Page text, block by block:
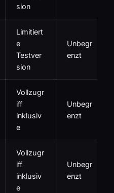
sion
Limitiert
e
Testver
sion
Unbegr
enzt
Vollzugr
iff
inklusiv
e
Unbegr
enzt
Vollzugr
iff
inklusiv
e
Unbegr
enzt